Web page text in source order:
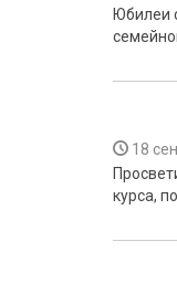
Юбилеи
18
курса,